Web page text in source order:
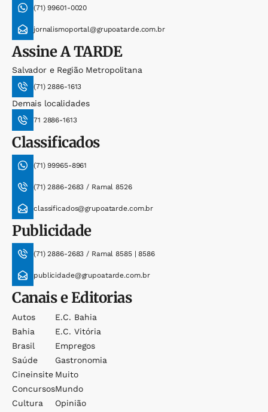
(71) 99601-0020
jornalismoportal@grupoatarde.com.br
AssineA TARDE
Salvador e Região Metropolitana
(71) 2886-1613
Demais localidades
71 2886-1613
Classificados
(71) 99965-8961
(71) 2886-2683 / Ramal 8526
classificados@grupoatarde.com.br
Publicidade
(71) 2886-2683 / Ramal 8585 | 8586
publicidade@grupoatarde.com.br
Canais e Editorias
Autos
Bahia
Brasil
Saúde
Cineinsite
Concursos
Cultura
E.c. Bahia
E.c. Vitória
Empregos
Gastronomia
Muito
Mundo
Opinião